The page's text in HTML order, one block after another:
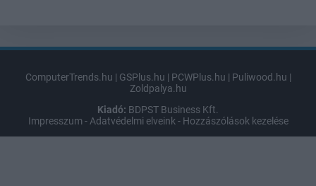
ComputerTrends.hu | GSPlus.hu | PCWPlus.hu | Puliwood.hu |
Zoldpalya.hu
Kiadó: BDPST Business Kft.
Impresszum - Adatvédelmi elveink - Hozzászólások kezelése